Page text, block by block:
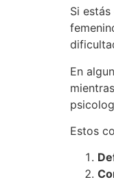
Si
En
Estos